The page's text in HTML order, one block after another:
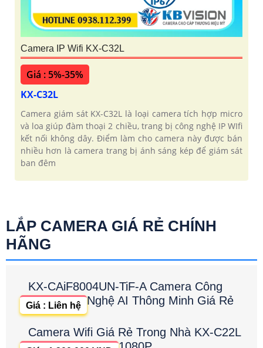
Camera IP Wifi KX-C32L
Giá : 5%-35%
KX-C32L
Camera giám sát KX-C32L là loại camera tích hợp micro
và loa giúp đàm thoại 2 chiều, trang bị công nghệ IP WIfi
kết nối không dây. Điểm làm cho camera này được bán
nhiều hơn là camera trang bị ánh sáng kép để giám sát
ban đêm
LẮP CAMERA GIÁ RẺ CHÍNH
HÃNG
KX-CAiF8004UN-TiF-A Camera Công
Nghệ AI Thông Minh Giá Rẻ
Giá : Liên hệ
Camera Wifi Giá Rẻ Trong Nhà KX-C22L